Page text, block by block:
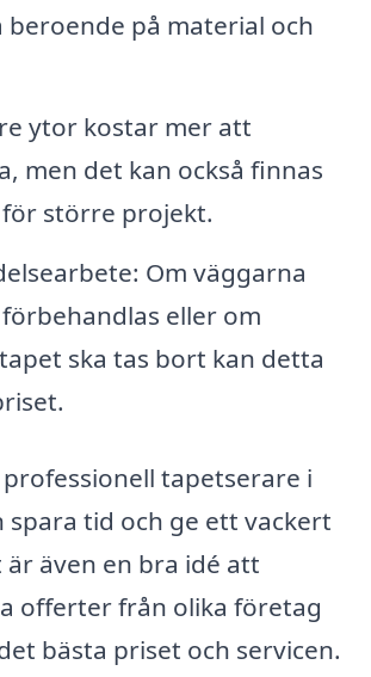
beroende på material och
ytor kostar mer att
men det kan också finnas
större projekt.
Om väggarna
eller om
ska tas bort kan detta
tapetserare i
spara tid och ge ett vackert
även en bra idé att
offerter från olika företag
bästa priset och servicen.